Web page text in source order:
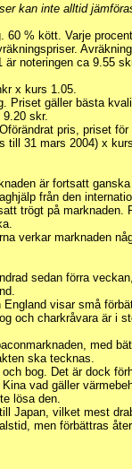
kan inte alltid
60 % kött. Varje
noteringen ca 9.55
x kurs 1.05.
Priset gäller bästa
skr.
pris, priset
till 31 mars 2004) x
är fortsatt
från den
trögt på marknaden.
verkar marknaden
sedan förra
visar små
och charkråvara är i
med
ska tecknas.
bog. Det är dock
vad gäller
lösa den.
Japan, vilket mest
men förbättras